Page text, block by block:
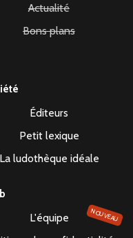
Actualité
Bons plans
Éditeurs
Petit lexique
La ludothèque idéale
L'équipe NOUVEAU